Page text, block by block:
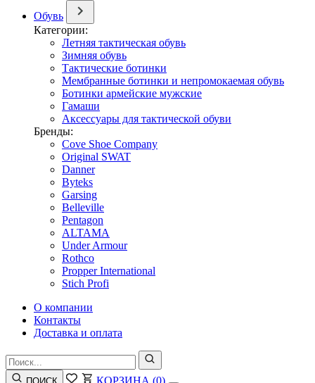
Обувь
Категории:
Летняя тактическая обувь
Зимняя обувь
Тактические ботинки
Мембранные ботинки и непромокаемая обувь
Ботинки армейские мужские
Гамаши
Аксессуары для тактической обуви
Бренды:
Cove Shoe Company
Original SWAT
Danner
Byteks
Garsing
Belleville
Pentagon
ALTAMA
Under Armour
Rothco
Propper International
Stich Profi
О компании
Контакты
Доставка и оплата
КОРЗИНА (0)